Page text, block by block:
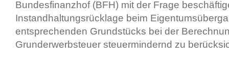
Bundesfinanzhof (BFH) mit der Frage
Instandhaltungsrücklage beim
entsprechenden Grundstücks bei der
Grunderwerbsteuer steuermindernd zu